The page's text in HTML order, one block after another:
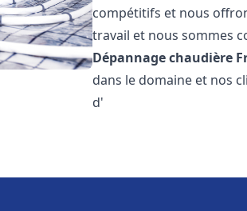
compétitifs et nous
travail et nous sommes
Dépannage chaudière
dans le domaine et nos
d'